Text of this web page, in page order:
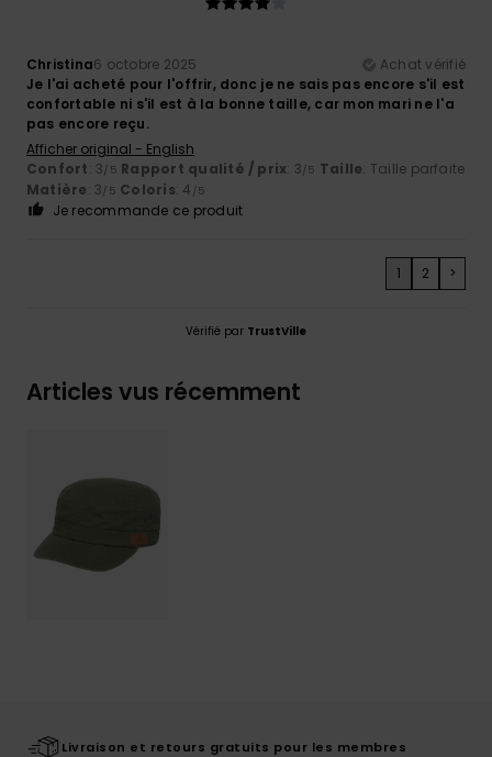
Christina6 octobre 2025
Achat vérifié
Je l'ai acheté pour l'offrir, donc je ne sais pas encore s'il est
confortable ni s'il est à la bonne taille, car mon mari ne l'a
pas encore reçu.
Afficher original - English
Confort: 3/5 Rapport qualité / prix: 3/5 Taille: Taille parfaite
Matière: 3/5 Coloris: 4 /5
Je recommande ce produit
1 2 >
Vérifié par TrustVille
Articles vus récemment
Livraison et retours gratuits pour les membres